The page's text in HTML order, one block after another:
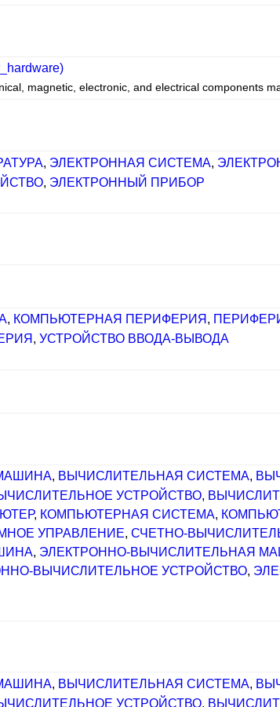
magnetic, electronic, and electrical components
, ЭЛЕКТРОННАЯ СИСТЕМА,
, ЭЛЕКТРОННЫЙ ПРИБОР
, КОМПЬЮТЕРНАЯ ПЕРИФЕРИЯ ,
,УСТРОЙСТВО ВВОДА-ВЫВОДА
, ВЫЧИСЛИТЕЛЬНАЯ СИСТЕМА,
УСТРОЙСТВО,
, КОМПЬЮТЕРНАЯ СИСТЕМА,
УПРАВЛЕНИЕ,СЧЕТНО-
, ЭЛЕКТРОННО-ВЫЧИСЛИТЕЛЬНАЯ
ВЫЧИСЛИТЕЛЬНОЕ УСТРОЙСТВО,
, ВЫЧИСЛИТЕЛЬНАЯ СИСТЕМА,
УСТРОЙСТВО,